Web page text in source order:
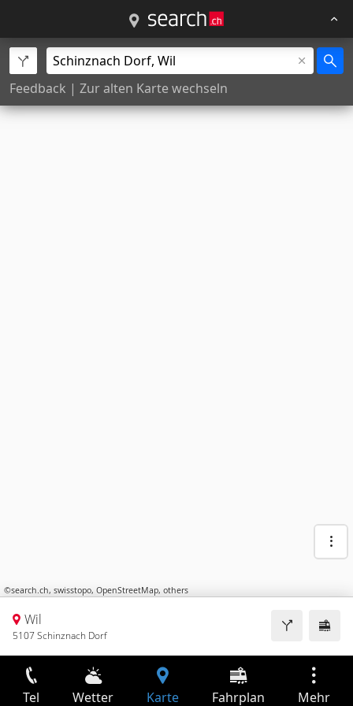
Feedback | Zur alten Karte wechseln
©search.ch, swisstopo, OpenStreetMap, others
Wil
5107 Schinznach Dorf
Tel Wetter Karte Fahrplan Mehr